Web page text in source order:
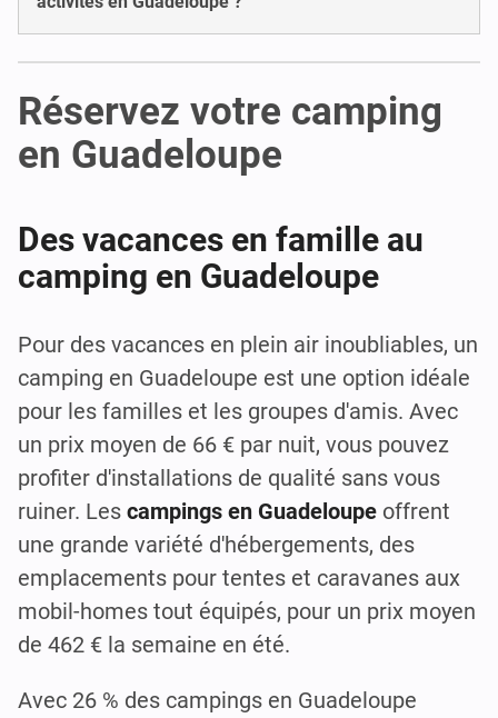
Réservez votre camping
en Guadeloupe
Des vacances en famille au
camping en Guadeloupe
Pour des vacances en plein air inoubliables, un
camping en Guadeloupe est une option idéale
pour les familles et les groupes d'amis. Avec
un prix moyen de 66 € par nuit, vous pouvez
profiter d'installations de qualité sans vous
ruiner. Les campings en Guadeloupe offrent
une grande variété d'hébergements, des
emplacements pour tentes et caravanes aux
mobil-homes tout équipés, pour un prix moyen
de 462 € la semaine en été.
Avec 26 % des campings en Guadeloupe